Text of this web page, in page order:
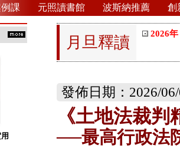
課 元照讀書館 波斯納推薦 創
月旦釋讀 2026年
發佈日期：2026/
《土地法裁
──最高行政法